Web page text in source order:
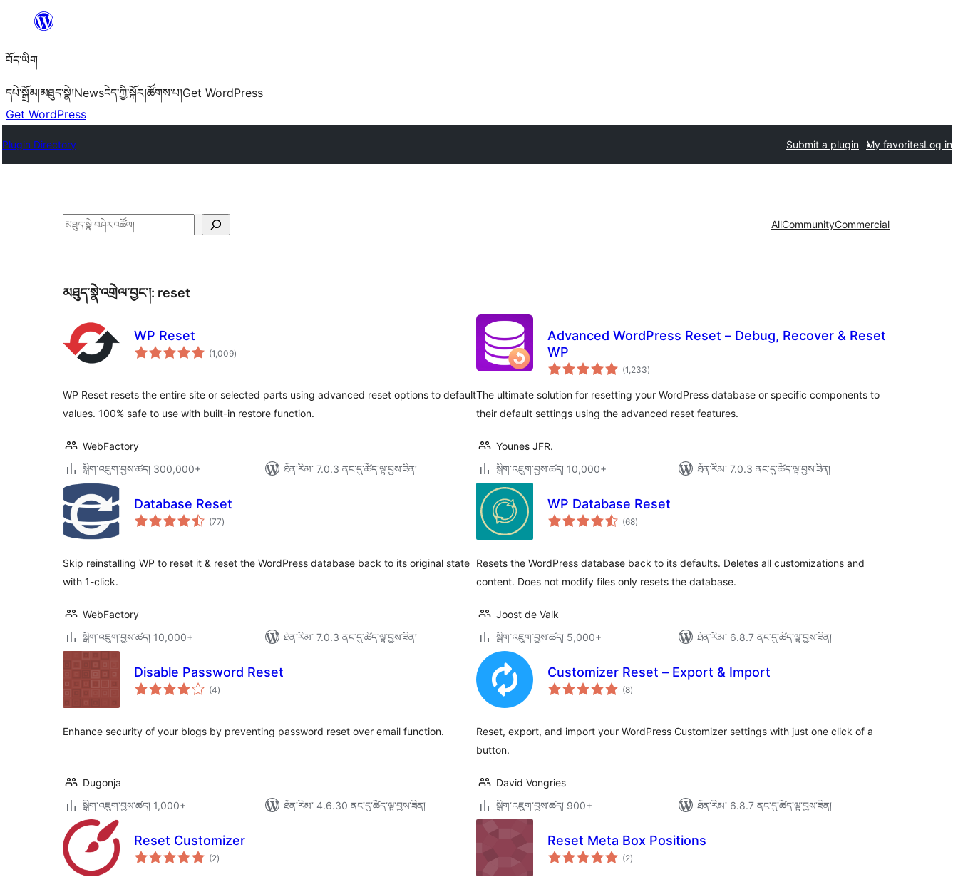
content
བོད་ཡིག
དཔེ་སྒྲོམ།མཐུད་སྣེ།Newsངེད་ཀྱི་སྐོར།ཚོགས་པ།Get WordPress
Get WordPress
Plugin Directory Submit a plugin My favoritesLog in
བཤེར་
AllCommunityCommercial
མཐུད་སྣེ་འགྲེལ་བྱང་།: reset
WP Reset
(1,009གདེང་
འཇོག་
)
WP Reset resets the entire site or selected parts using advanced reset options to default
values. 100% safe to use with built-in restore function.
WebFactory
སྒྲིག་འཇུག་བྱས་ཚད། 300,000+
ཐོན་རིམ་ 7.0.3 ནང་དུ་ཚོད་ལྟ་བྱས་ཟིན།
Advanced WordPress Reset – Debug, Recover & Reset
WP
(1,233གདེང་
འཇོག་
ཚང་།
)
The ultimate solution for resetting your WordPress database or specific components to
their default settings using the advanced reset features.
Younes JFR.
སྒྲིག་འཇུག་བྱས་ཚད། 10,000+
ཐོན་རིམ་ 7.0.3 ནང་དུ་ཚོད་ལྟ་བྱས་ཟིན།
Database Reset
(77གདེང་
འཇོག་
)
Skip reinstalling WP to reset it & reset the WordPress database back to its original state
with 1-click.
WebFactory
སྒྲིག་འཇུག་བྱས་ཚད། 10,000+
ཐོན་རིམ་ 7.0.3 ནང་དུ་ཚོད་ལྟ་བྱས་ཟིན།
WP Database Reset
(68གདེང་
འཇོག་
)
Resets the WordPress database back to its defaults. Deletes all customizations and
content. Does not modify files only resets the database.
Joost de Valk
སྒྲིག་འཇུག་བྱས་ཚད། 5,000+
ཐོན་རིམ་ 6.8.7 ནང་དུ་ཚོད་ལྟ་བྱས་ཟིན།
Disable Password Reset
(4གདེང་
འཇོག་
)
Enhance security of your blogs by preventing password reset over email function.
Dugonja
སྒྲིག་འཇུག་བྱས་ཚད། 1,000+
ཐོན་རིམ་ 4.6.30 ནང་དུ་ཚོད་ལྟ་བྱས་ཟིན།
Customizer Reset – Export & Import
(8གདེང་
འཇོག་
)
Reset, export, and import your WordPress Customizer settings with just one click of a
button.
David Vongries
སྒྲིག་འཇུག་བྱས་ཚད། 900+
ཐོན་རིམ་ 6.8.7 ནང་དུ་ཚོད་ལྟ་བྱས་ཟིན།
Reset Customizer
(2གདེང་
འཇོག་
)
Reset Meta Box Positions
(2གདེང་
འཇོག་
)